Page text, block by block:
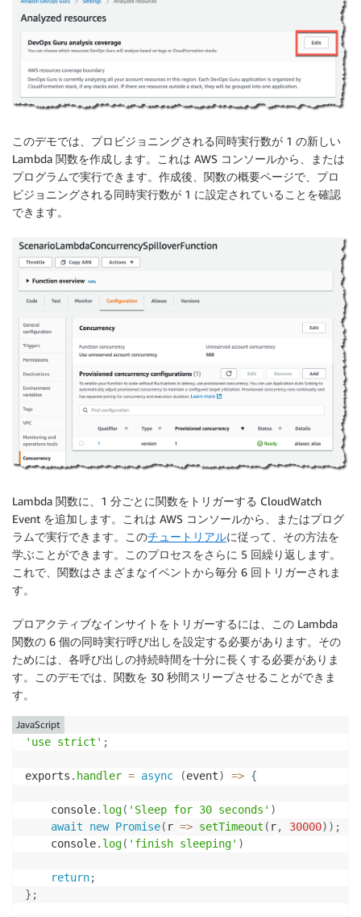
このデモでは、プロビジョニングされる同時実行数が 1 の新しい
Lambda 関数を作成します。これは AWS コンソールから、または
プログラムで実行できます。作成後、関数の概要ページで、プロ
ビジョニングされる同時実行数が 1 に設定されていることを確認
できます。
Lambda 関数に、1 分ごとに関数をトリガーする CloudWatch
Event を追加します。これは AWS コンソールから、またはプログ
ラムで実行できます。このチュートリアルに従って、その方法を
学ぶことができます。このプロセスをさらに 5 回繰り返します。
これで、関数はさまざまなイベントから毎分 6 回トリガーされま
す。
プロアクティブなインサイトをトリガーするには、この Lambda
関数の 6 個の同時実行呼び出しを設定する必要があります。その
ためには、各呼び出しの持続時間を十分に長くする必要がありま
す。このデモでは、関数を 30 秒間スリープさせることができま
す。
'use strict' ;
exports . handler = async (event) => {
    console
. log( 'Sleep for 30 seconds' )
await
new Promise( r => setTimeout ( r, 30000) ) ;
    console
. log( 'finish sleeping' )
return;
} ;
JavaScript